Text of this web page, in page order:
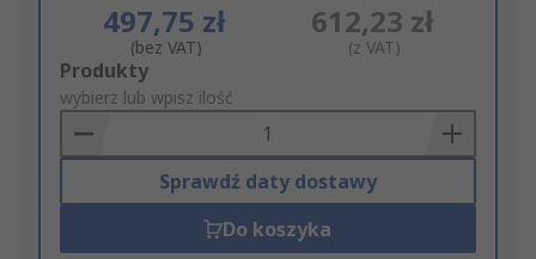
497,75 zł
(bez VAT)
612,23 zł
(z VAT)
Add
to
Basket
Produkty
wybierz lub wpisz ilość
Sprawdź daty dostawy
Do koszyka